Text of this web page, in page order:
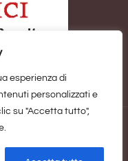
esperienza di
personalizzati e
su "Accetta tutto",
Tutti i Diritti Riservati -